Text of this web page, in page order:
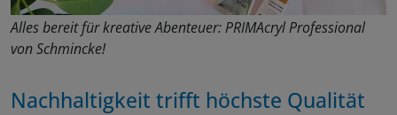
Alles bereit für kreative Abenteuer: PRIMAcryl Professional
von Schmincke!
Nachhaltigkeit trifft höchste Qualität